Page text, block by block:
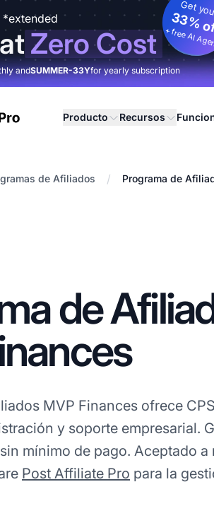
*extended
Zero Cost
Get
33%
+ free AI
andSUMMER-33Yfor yearly subscription
Producto Recursos
de Afiliados / Programa de
de
MVP Finances ofrece
y soporte empresarial.
mínimo de pago. Aceptado a
Post Affiliate Pro para la